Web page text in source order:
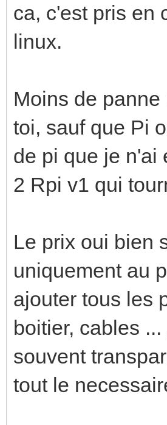
ca, c'est pris en
linux.
Moins de
toi, sauf que Pi
de pi que je n'ai
2 Rpi v1 qui
Le prix oui bien
uniquement au
ajouter tous les
boitier, cables
souvent
tout le